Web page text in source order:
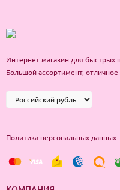
Интернет магазин для быстрых
Большой ассортимент, отличное
Политика персональных данных